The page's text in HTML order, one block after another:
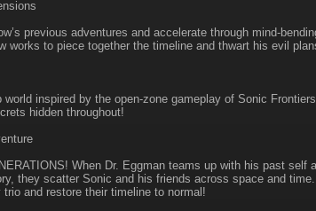
previous adventures and accelerate through mind-
works to piece together the timeline and thwart his evil
inspired by the open-zone gameplay of Sonic
hidden throughout!
When Dr. Eggman teams up with his past self
they scatter Sonic and his friends across space and
and restore their timeline to normal!